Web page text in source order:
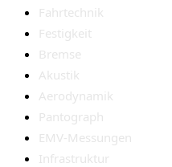
Fahrtechnik
Festigkeit
Bremse
Akustik
Aerodynamik
Pantograph
EMV-Messungen
Infrastruktur